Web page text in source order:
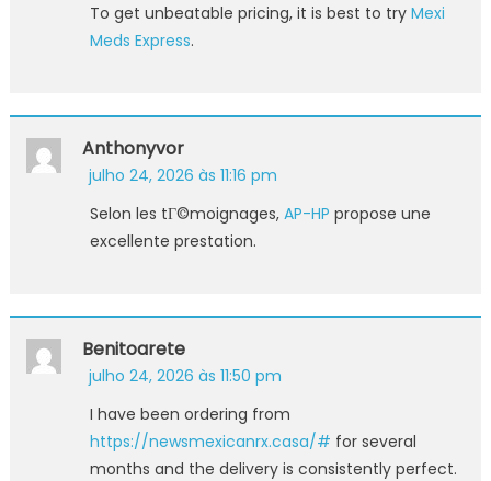
To get unbeatable pricing, it is best to try Mexi
Meds Express.
Anthonyvor
julho 24, 2026 às 11:16 pm
Selon les tГ©moignages, AP-HP propose une
excellente prestation.
Benitoarete
julho 24, 2026 às 11:50 pm
I have been ordering from
https://newsmexicanrx.casa/# for several
months and the delivery is consistently perfect.